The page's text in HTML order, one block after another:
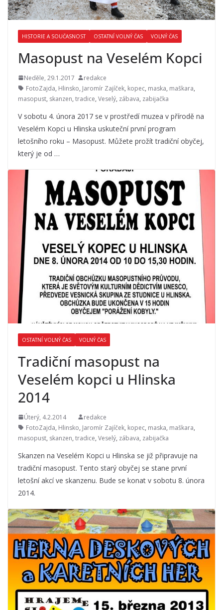
HISTORIE A SOUČASNOST OSTATNÍ VOLNÝ ČAS VOLNÝ ČAS
Masopust na Veselém Kopci
Neděle, 29.1.2017
redakce
FotoZajda, Hlinsko, Jaromír Zajíček, kopec, maska, maškara,
masopust, skanzen, tradice, Veselý, zábava, zabijačka
V sobotu 4. února 2017 se v prostředí muzea v přírodě na
Veselém Kopci u Hlinska uskuteční první program
letošního roku – Masopust. Můžete prožít tradiční obyčej,
který je od …
OSTATNÍ VOLNÝ ČAS VOLNÝ ČAS
Tradiční masopust na
Veselém kopci u Hlinska
2014
Úterý, 4.2.2014
redakce
FotoZajda, Hlinsko, Jaromír Zajíček, kopec, maska, maškara,
masopust, skanzen, tradice, Veselý, zábava, zabijačka
Skanzen na Veselém Kopci u Hlinska se již připravuje na
tradiční masopust. Tento starý obyčej se stane první
letošní akcí ve skanzenu. Bude se konat v sobotu 8. února
2014.